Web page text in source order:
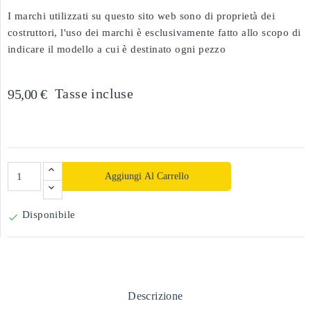
I marchi utilizzati su questo sito web sono di proprietà dei
costruttori, l'uso dei marchi è esclusivamente fatto allo scopo di
indicare il modello a cui è destinato ogni pezzo
95,00 € Tasse incluse
Aggiungi Al Carrello
 Disponibile
Descrizione